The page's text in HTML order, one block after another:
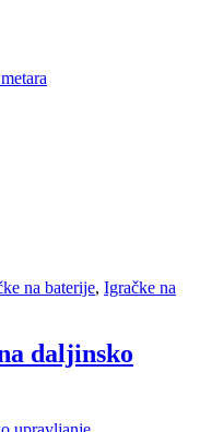
na baterije, Igračke na
daljinsko